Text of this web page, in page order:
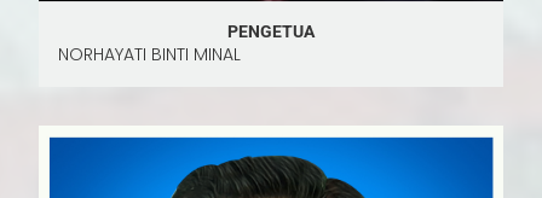
PENGETUA
NORHAYATI BINTI MINAL